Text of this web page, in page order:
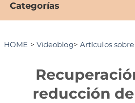
Categorías
HOME > Videoblog> Artículos
reducción